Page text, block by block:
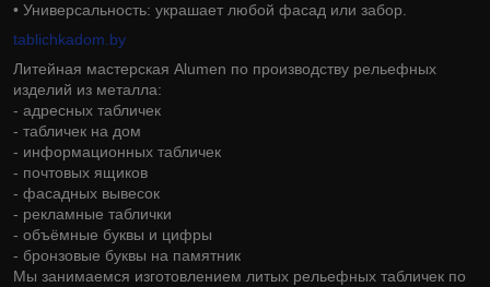
• Универсальность: украшает любой фасад или забор.
tablichkadom.by
Литейная мастерская Alumen по производству рельефных
изделий из металла:
- адресных табличек
- табличек на дом
- информационных табличек
- почтовых ящиков
- фасадных вывесок
- рекламные таблички
- объёмные буквы и цифры
- бронзовые буквы на памятник
Мы занимаемся изготовлением литых рельефных табличек по